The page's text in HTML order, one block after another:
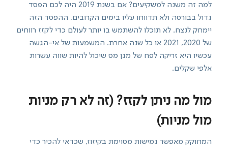
למה זה משנה למשקיעים? אם בשנת 2019 היה לכם הפסד
גדול בבורסה ולא תדווחו עליו בימים הקרובים, ההפסד הזה
יימחק לנצח. לא תוכלו להשתמש בו יותר לעולם כדי לקזז רווחים
של 2020, 2021 או כל שנה אחרת. המשמעות של אי-הגשה
עכשיו היא זריקה לפח של מגן מס שיכול להיות שווה עשרות
אלפי שקלים.
מול מה ניתן לקזז? (זה לא רק מניות
מול מניות)
המחוקק מאפשר גמישות מסוימת בקיזוז, שכדאי להכיר כדי